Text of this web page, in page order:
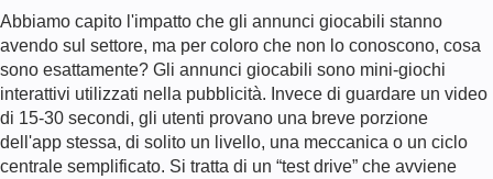
Abbiamo capito l'impatto che gli annunci giocabili stanno
avendo sul settore, ma per coloro che non lo conoscono, cosa
sono esattamente? Gli annunci giocabili sono mini-giochi
interattivi utilizzati nella pubblicità. Invece di guardare un video
di 15-30 secondi, gli utenti provano una breve porzione
dell'app stessa, di solito un livello, una meccanica o un ciclo
centrale semplificato. Si tratta di un “test drive” che avviene